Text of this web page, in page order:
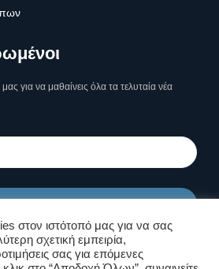
για να μαθαίνεις όλα τα τελυταία νέα
& Πολιτική
στον ιστότοπό μας για να σας
σχετική εμπειρία,
σας για επόμενες